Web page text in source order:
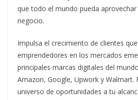
que todo el mundo pueda
negocio.
Impulsa el crecimiento de clientes
emprendedores en los mercados
principales marcas digitales del
Amazon, Google, Upwork y Walmart.
universo de oportunidades a tu